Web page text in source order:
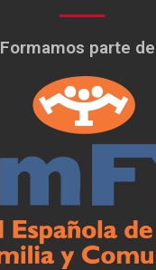
Formamos parte